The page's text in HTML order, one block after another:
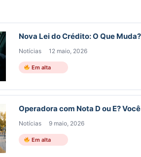
Nova Lei do Crédito: O Que Muda?
Notícias 12 maio, 2026
Em alta
Operadora com Nota D ou E?
Notícias 9 maio, 2026
Em alta